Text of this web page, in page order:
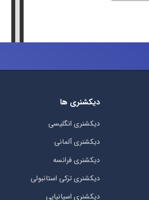
دیکشنری ها
دیکشنری انگلیسی
دیکشنری آلمانی
دیکشنری فرانسه
دیکشنری ترکی استانبولی
دیکشنری اسپانیایی